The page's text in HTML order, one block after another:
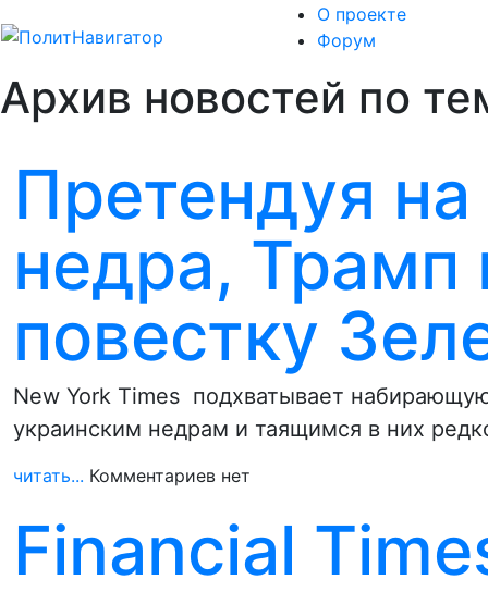
О проекте
Форум
Архив новостей по
Претендуя
недра, Трамп
повестку
New York Times подхватывает
украинским недрам и таящимся в них
читать... Комментариев нет
Financial